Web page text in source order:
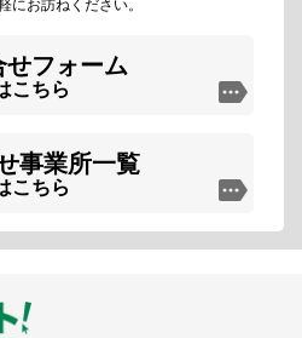
にお訪ねください。
せフォーム
こちら
事業所一覧
こちら